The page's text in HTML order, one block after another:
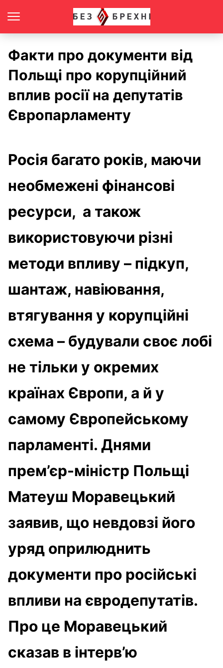
Факти про документи від
Польщі про корупційний
вплив росії на депутатів
Європарламенту
Росія багато років, маючи
необмежені фінансові
ресурси, а також
використовуючи різні
методи впливу – підкуп,
шантаж, навіювання,
втягування у корупційні
схема – будували своє лобі
не тільки у окремих
країнах Європи, а й у
самому Європейському
парламенті. Днями
прем’єр-міністр Польщі
Матеуш Моравецький
заявив, що невдовзі його
уряд оприлюднить
документи про російські
впливи на євродепутатів.
Про це Моравецький
сказав в інтерв’ю